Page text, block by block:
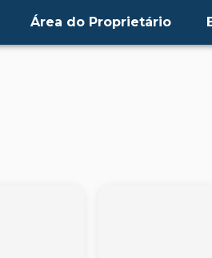
Área do Proprietário